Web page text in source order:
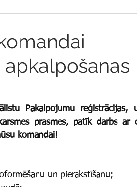
Pakalpojumu reģistrācijas,
prasmes, patīk darbs ar
komandai!
un pierakstīšanu;